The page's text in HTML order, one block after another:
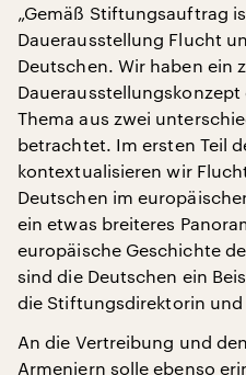
„Gemäß Stiftungsauftrag
Dauerausstellung Flucht
Deutschen. Wir haben ein
Thema aus zwei
betrachtet. Im ersten Teil
kontextualisieren wir
Deutschen im
ein etwas breiteres
europäische Geschichte
sind die Deutschen ein
die Stiftungsdirektorin
An die Vertreibung und
Armeniern solle ebenso